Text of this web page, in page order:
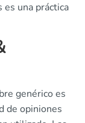
es una práctica
genérico es
de opiniones